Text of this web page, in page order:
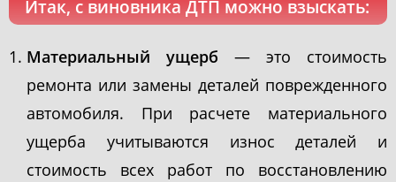
Итак, с виновника ДТП можно взыскать:
Материальный ущерб — это стоимость
ремонта или замены деталей поврежденного
автомобиля. При расчете материального
ущерба учитываются износ деталей и
стоимость всех работ по восстановлению